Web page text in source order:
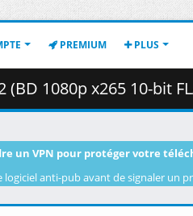
PREMIUM PLUS
x265 10-bit FLAC AAC)
un VPN pour protéger votre
logiciel anti-pub avant de signaler un